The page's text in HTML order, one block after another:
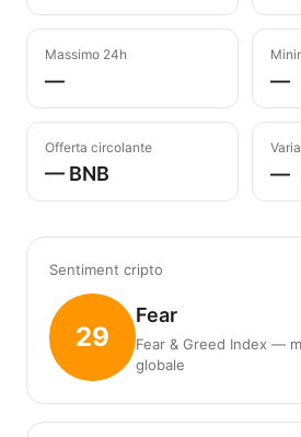
Massimo 24h
— —
Offerta circolante
— BNB —
Sentiment cripto
29
Fear
Fear & Greed Index —
globale